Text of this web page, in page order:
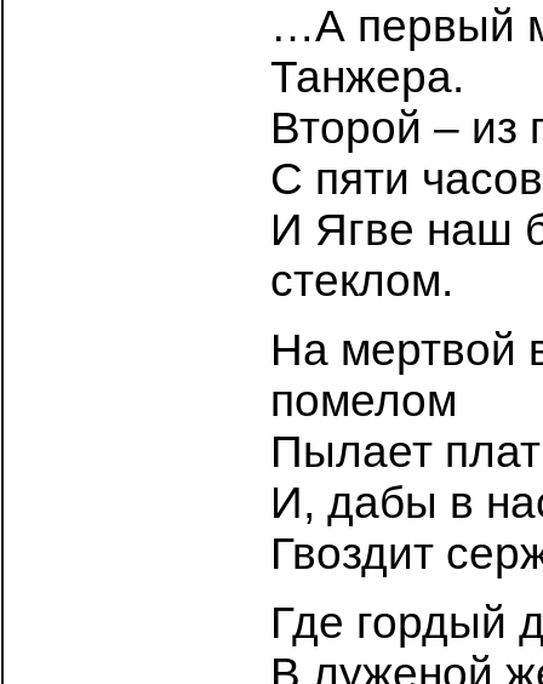
…А первый
Танжера.
Второй – из
С пяти
И Ягве наш
стеклом.
На мертвой
помелом
Пылает
И, дабы в
Гвоздит
Где гордый
В луженой